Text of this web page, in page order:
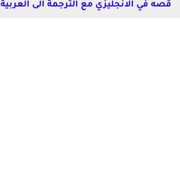
قصه في الانجليزي مع الترجمة الى العربية